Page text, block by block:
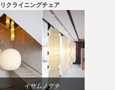
回転椅子
椅子
リクライニングチェア
イサムノグチ